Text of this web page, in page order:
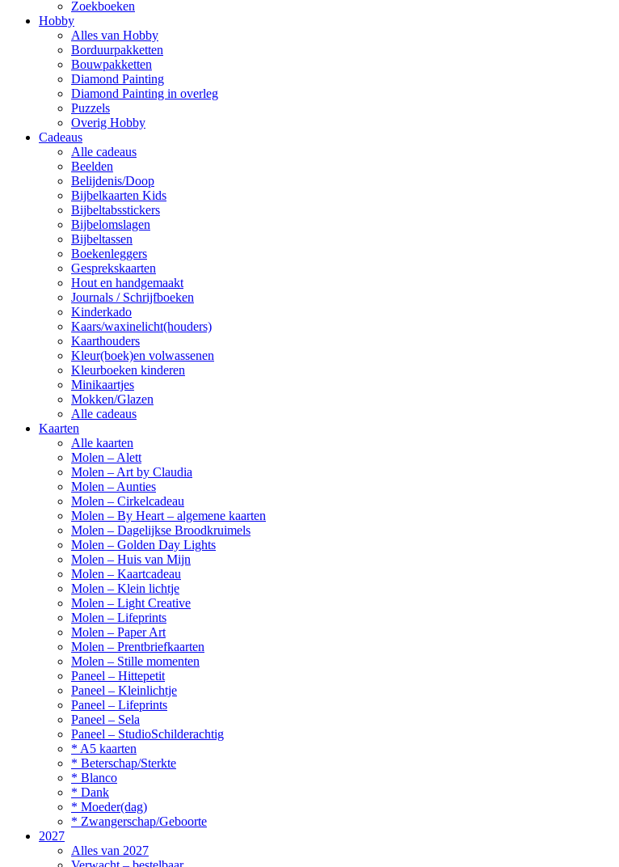
Zoekboeken
Hobby
Alles van Hobby
Borduurpakketten
Bouwpakketten
Diamond Painting
Diamond Painting in overleg
Puzzels
Overig Hobby
Cadeaus
Alle cadeaus
Beelden
Belijdenis/Doop
Bijbelkaarten Kids
Bijbeltabsstickers
Bijbelomslagen
Bijbeltassen
Boekenleggers
Gesprekskaarten
Hout en handgemaakt
Journals / Schrijfboeken
Kinderkado
Kaars/waxinelicht(houders)
Kaarthouders
Kleur(boek)en volwassenen
Kleurboeken kinderen
Minikaartjes
Mokken/Glazen
Alle cadeaus
Kaarten
Alle kaarten
Molen – Alett
Molen – Art by Claudia
Molen – Aunties
Molen – Cirkelcadeau
Molen – By Heart – algemene kaarten
Molen – Dagelijkse Broodkruimels
Molen – Golden Day Lights
Molen – Huis van Mijn
Molen – Kaartcadeau
Molen – Klein lichtje
Molen – Light Creative
Molen – Lifeprints
Molen – Paper Art
Molen – Prentbriefkaarten
Molen – Stille momenten
Paneel – Hittepetit
Paneel – Kleinlichtje
Paneel – Lifeprints
Paneel – Sela
Paneel – StudioSchilderachtig
* A5 kaarten
* Beterschap/Sterkte
* Blanco
* Dank
* Moeder(dag)
* Zwangerschap/Geboorte
2027
Alles van 2027